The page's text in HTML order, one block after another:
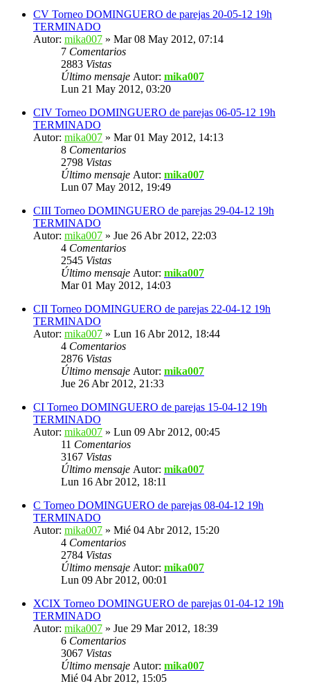
CV Torneo DOMINGUERO de parejas 20-05-12 19h
TERMINADO
Autor: mika007 » Mar 08 May 2012, 07:14
7 Comentarios
2883 Vistas
Último mensaje Autor: mika007
Lun 21 May 2012, 03:20
CIV Torneo DOMINGUERO de parejas 06-05-12 19h
TERMINADO
Autor: mika007 » Mar 01 May 2012, 14:13
8 Comentarios
2798 Vistas
Último mensaje Autor: mika007
Lun 07 May 2012, 19:49
CIII Torneo DOMINGUERO de parejas 29-04-12 19h
TERMINADO
Autor: mika007 » Jue 26 Abr 2012, 22:03
4 Comentarios
2545 Vistas
Último mensaje Autor: mika007
Mar 01 May 2012, 14:03
CII Torneo DOMINGUERO de parejas 22-04-12 19h
TERMINADO
Autor: mika007 » Lun 16 Abr 2012, 18:44
4 Comentarios
2876 Vistas
Último mensaje Autor: mika007
Jue 26 Abr 2012, 21:33
CI Torneo DOMINGUERO de parejas 15-04-12 19h
TERMINADO
Autor: mika007 » Lun 09 Abr 2012, 00:45
11 Comentarios
3167 Vistas
Último mensaje Autor: mika007
Lun 16 Abr 2012, 18:11
C Torneo DOMINGUERO de parejas 08-04-12 19h
TERMINADO
Autor: mika007 » Mié 04 Abr 2012, 15:20
4 Comentarios
2784 Vistas
Último mensaje Autor: mika007
Lun 09 Abr 2012, 00:01
XCIX Torneo DOMINGUERO de parejas 01-04-12 19h
TERMINADO
Autor: mika007 » Jue 29 Mar 2012, 18:39
6 Comentarios
3067 Vistas
Último mensaje Autor: mika007
Mié 04 Abr 2012, 15:05